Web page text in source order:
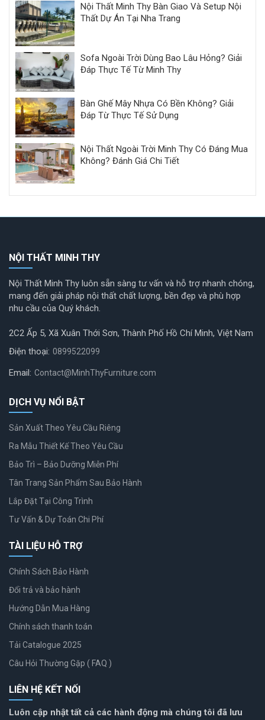
Nội Thất Minh Thy Bàn Giao Và Setup Nội
Thất Dự Án Tại Nha Trang
Sofa Ngoài Trời Dùng Bao Lâu Hỏng? Giải
Đáp Thực Tế Từ Minh Thy
Bàn Ghế Mây Nhựa Có Bền Không? Giải
Đáp Từ Thực Tế Sử Dụng
Nội Thất Ngoài Trời Minh Thy Có Đáng Mua
Không? Đánh Giá Chi Tiết
NỘI THẤT MINH THY
Nội Thất Minh Thy luôn sẵn sàng tư vấn và hỗ trợ nhanh chóng,
mang đến giải pháp nội thất chất lượng, bền đẹp và phù hợp
nhu cầu của Quý khách.
2C2 Ấp 5, Xã Xuân Thới Sơn, Thành Phố Hồ Chí Minh, Việt Nam
Điện thoại: 0899522099
Email: Contact@MinhThyFurniture.com
DỊCH VỤ NỔI BẬT
Sản Xuất Theo Yêu Cầu Riêng
Ra Mẫu Thiết Kế Theo Yêu Cầu
Bảo Trì – Bảo Dưỡng Miễn Phí
Tân Trang Sản Phẩm Sau Bảo Hành
Lắp Đặt Tại Công Trình
Tư Vấn & Dự Toán Chi Phí
TÀI LIỆU HỖ TRỢ
Chính Sách Bảo Hành
Đổi trả và bảo hành
Hướng Dẫn Mua Hàng
Chính sách thanh toán
Tải Catalogue 2025
Câu Hỏi Thường Gặp ( FAQ )
LIÊN HỆ KẾT NỐI
Luôn cập nhật tất cả các hành động mà chúng tôi đã lưu